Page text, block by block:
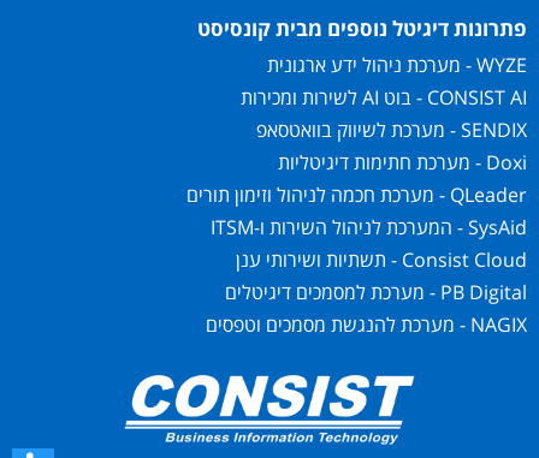
פתרונות דיגיטל נוספים מבית קונסיסט
WYZE - מערכת ניהול ידע ארגונית
CONSIST AI - בוט AI לשירות ומכירות
SENDIX - מערכת לשיווק בוואטסאפ
Doxi - מערכת חתימות דיגיטליות
QLeader - מערכת חכמה לניהול וזימון תורים
SysAid - המערכת לניהול השירות ו-ITSM
Consist Cloud - תשתיות ושירותי ענן
PB Digital - מערכת למסמכים דיגיטלים
NAGIX - מערכת להנגשת מסמכים וטפסים